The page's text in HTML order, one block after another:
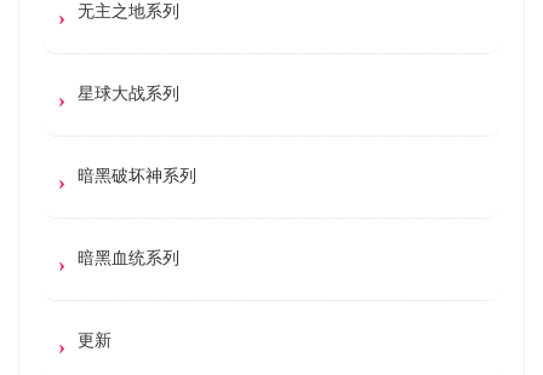
无主之地系列
星球大战系列
暗黑破坏神系列
暗黑血统系列
更新